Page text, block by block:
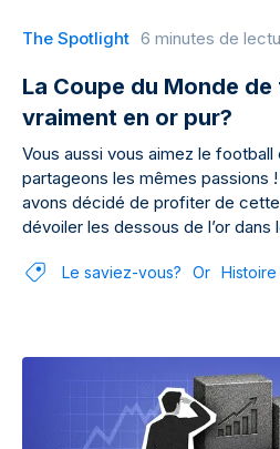
The Spotlight 6 minutes de
La Coupe du Monde
vraiment en or pur?
Vous aussi vous aimez le football et
partageons les mêmes passions !
avons décidé de profiter de
dévoiler les dessous de l’or dans
Le saviez-vous? Or Histoire